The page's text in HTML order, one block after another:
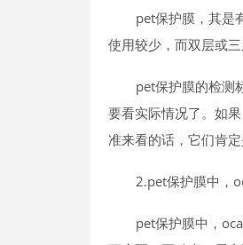
pet保护膜，其是
使用较少，而双层或
pet保护膜的检测
要看实际情况了。如
准来看的话，它们肯定
2.pet保护膜中，
pet保护膜中，